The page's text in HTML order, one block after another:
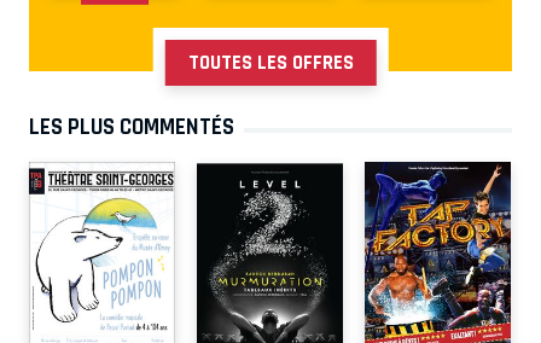
TOUTES LES OFFRES
LES PLUS COMMENTÉS